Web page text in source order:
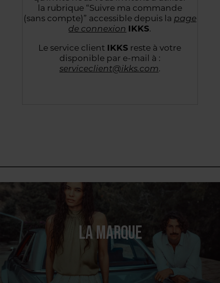
la rubrique “Suivre ma commande
(sans compte)” accessible depuis la page
de connexion IKKS.
Le service client IKKS reste à votre
disponible par e-mail à :
serviceclient@ikks.com.
LA MARQUE